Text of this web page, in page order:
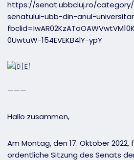
https://senat.ubbcluj.ro/
senatului-ubb-din-anul-
0UwtuW-154EVEKB4lY-ypY
———
Hallo zusammen,
Am Montag, den 17. Oktober
ordentliche Sitzung des Senats